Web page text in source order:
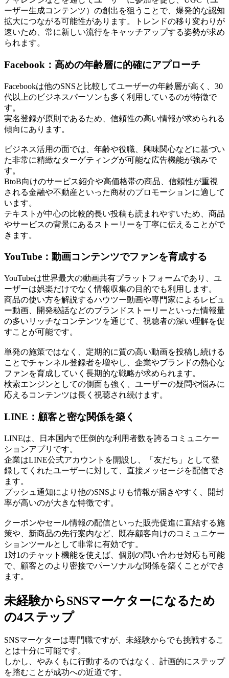
ーザー生成コンテンツ）の創出を狙うことで、爆発的な認知
拡大につながる可能性があります。トレンドの移り変わりが
速いため、常に新しい流行をキャッチアップする姿勢が求め
られます。
Facebook：高めの年齢層に的確にアプローチ
Facebookは他のSNSと比較してユーザーの年齢層が高く、30
代以上のビジネスパーソンも多く利用しているのが特徴で
す。
実名登録が原則であるため、信頼性の高い情報が求められる
傾向にあります。
ビジネス活用の面では、年齢や役職、興味関心などに基づい
た非常に精緻なターゲティングが可能な広告機能が強みで
す。
BtoB向けのサービス紹介や高価格帯の商品、信頼性が重視
される金融や不動産といった商材のプロモーションに適して
います。
テキストが中心の比較的長い投稿も読まれやすいため、商品
やサービスの背景にあるストーリーを丁寧に伝えることがで
きます。
YouTube：動画コンテンツでファンを育成する
YouTubeは世界最大の動画共有プラットフォームであり、ユ
ーザーは娯楽だけでなく情報収集の目的でも利用します。
商品の使い方を解説するハウツー動画や専門家によるレビュ
ー動画、開発秘話などのブランドストーリーといった情報量
の多いリッチなコンテンツを通じて、視聴者の深い理解を促
すことが可能です。
単発の施策ではなく、定期的に質の高い動画を投稿し続ける
ことでチャンネル登録者を増やし、企業やブランドの熱心な
ファンを育成していく長期的な戦略が求められます。
検索エンジンとしての側面も強く、ユーザーの疑問や悩みに
応えるコンテンツは長く視聴され続けます。
LINE：顧客と密な関係を築く
LINEは、日本国内で圧倒的な利用者数を誇るコミュニケー
ションアプリです。
企業はLINE公式アカウントを開設し、「友だち」として登
録してくれたユーザーに対して、直接メッセージを配信でき
ます。
プッシュ通知により他のSNSよりも情報が届きやすく、開封
率が高いのが大きな特徴です。
クーポンやセール情報の配信といった販売促進に直結する施
策や、新商品の先行案内など、既存顧客向けのコミュニケー
ションツールとして非常に有効です。
1対1のチャット機能を使えば、個別の問い合わせ対応も可能
で、顧客とのより密接でパーソナルな関係を築くことができ
ます。
未経験からSNSマーケターになるため
の4ステップ
SNSマーケターは専門職ですが、未経験からでも挑戦するこ
とは十分に可能です。
しかし、やみくもに行動するのではなく、計画的にステップ
を踏むことが成功への近道です。